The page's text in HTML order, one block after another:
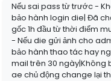
Nếu sai pass từ trước -
bảo hành login die| Đã
gốc 1h đầu từ thời điểm
- Nếu die gửi ảnh cho
bảo hành thao tác hay
mail trên 30 ngày|Không
ae chủ động change lại